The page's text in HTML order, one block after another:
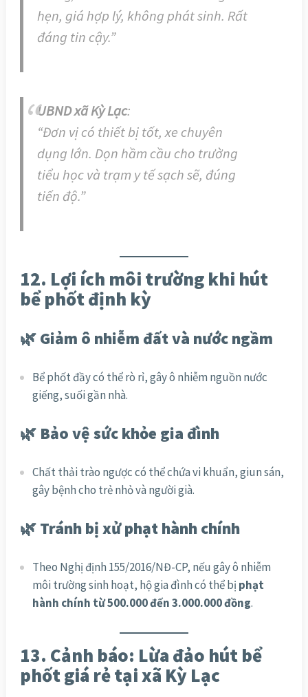
hẹn, giá hợp lý, không phát sinh. Rất
đáng tin cậy.”
UBND xã Kỳ Lạc:
“Đơn vị có thiết bị tốt, xe chuyên
dụng lớn. Dọn hầm cầu cho trường
tiểu học và trạm y tế sạch sẽ, đúng
tiến độ.”
12. Lợi ích môi trường khi hút
bể phốt định kỳ
🌿 Giảm ô nhiễm đất và nước ngầm
Bể phốt đầy có thể rò rỉ, gây ô nhiễm nguồn nước
giếng, suối gần nhà.
🌿 Bảo vệ sức khỏe gia đình
Chất thải trào ngược có thể chứa vi khuẩn, giun sán,
gây bệnh cho trẻ nhỏ và người già.
🌿 Tránh bị xử phạt hành chính
Theo Nghị định 155/2016/NĐ-CP, nếu gây ô nhiễm
môi trường sinh hoạt, hộ gia đình có thể bị phạt
hành chính từ 500.000 đến 3.000.000 đồng.
13. Cảnh báo: Lừa đảo hút bể
phốt giá rẻ tại xã Kỳ Lạc